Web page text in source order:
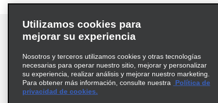
Términos de uso
Política de privacidad
Política de cookies
Información de Salud del Consumidor
Utilizamos cookies para
mejorar su experiencia
Nosotros y terceros utilizamos cookies y otras tecnologías
necesarias para operar nuestro sitio, mejorar y personalizar
su experiencia, realizar análisis y mejorar nuestro marketing.
Para obtener más información, consulte nuestra
Política de
privacidad de cookies.